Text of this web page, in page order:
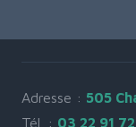
Adresse : 505
Tél. : 03 22 91